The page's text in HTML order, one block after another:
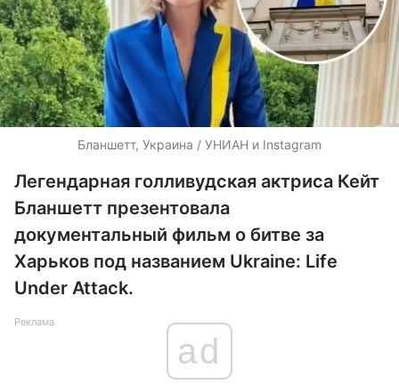
Бланшетт, Украина / УНИАН и Instagram
Легендарная голливудская актриса Кейт
Бланшетт презентовала
документальный фильм о битве за
Харьков под названием Ukraine: Life
Under Attack.
Реклама
ad